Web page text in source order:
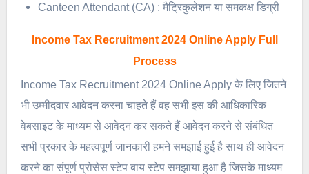
Canteen Attendant (CA) : मैट्रिकुलेशन या समकक्ष डिग्री
Income Tax Recruitment 2024 Online Apply Full
Process
Income Tax Recruitment 2024 Online Apply के लिए जितने
भी उम्मीदवार आवेदन करना चाहते हैं वह सभी इस की आधिकारिक
वेबसाइट के माध्यम से आवेदन कर सकते हैं आवेदन करने से संबंधित
सभी प्रकार के महत्वपूर्ण जानकारी हमने समझाई हुई है साथ ही आवेदन
करने का संपूर्ण प्रोसेस स्टेप बाय स्टेप समझाया हुआ है जिसके माध्यम